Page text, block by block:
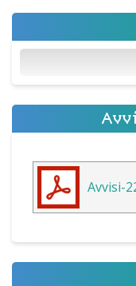
Cerca
Avvisi-